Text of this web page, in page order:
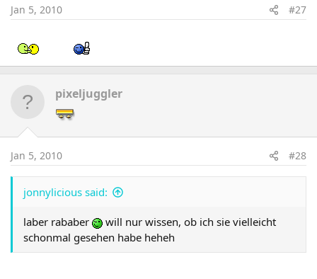
Jan 5, 2010 #27
pixeljuggler
Jan 5, 2010 #28
jonnylicious said:
laber rababer
will nur wissen, ob ich sie vielleicht
schonmal gesehen habe heheh